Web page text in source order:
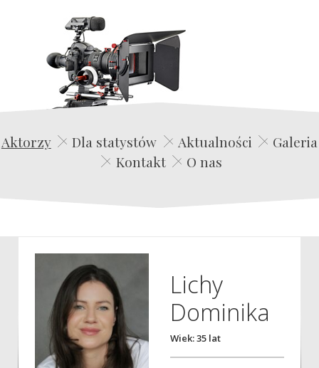
Edwin Film Agencja Aktorska
Aktorzy Dla statystów Aktualności
Galeria
Kontakt
O nas
Lichy
Dominika
Wiek: 35 lat